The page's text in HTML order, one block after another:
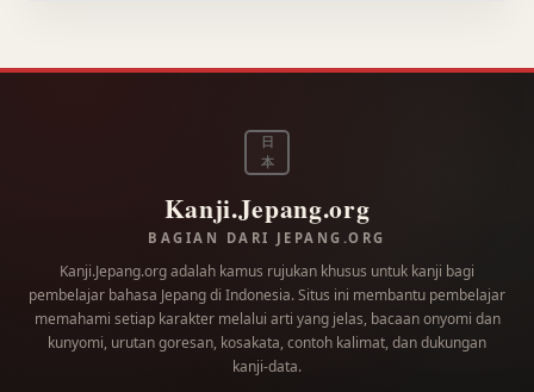
日
本
Kanji.Jepang.org
BAGIAN DARI JEPANG.ORG
Kanji.Jepang.org adalah kamus rujukan khusus untuk kanji bagi
pembelajar bahasa Jepang di Indonesia. Situs ini membantu pembelajar
memahami setiap karakter melalui arti yang jelas, bacaan onyomi dan
kunyomi, urutan goresan, kosakata, contoh kalimat, dan dukungan
kanji-data.